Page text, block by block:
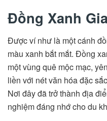
Đồng Xanh
Được ví như là một cánh
màu xanh bắt mắt. Đồng
một vùng quê mộc mạc,
liền với nét văn hóa đặc
Nơi đây đã trở thành địa
nghiệm đáng nhớ cho du